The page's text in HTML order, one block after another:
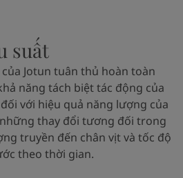
suất
Jotun tuân thủ hoàn toàn
năng tách biệt tác động của
với hiệu quả năng lượng của
thay đổi tương đối trong
truyền đến chân vịt và tốc độ
theo thời gian.